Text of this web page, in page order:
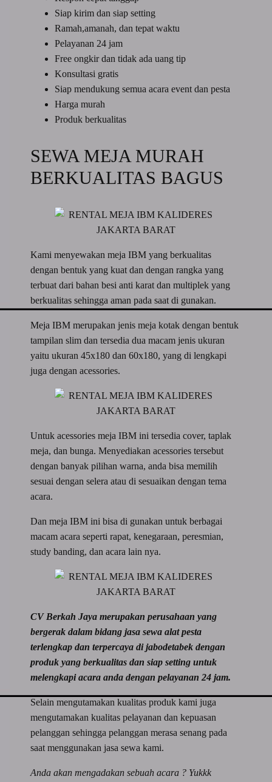
Siap kirim dan siap setting
Ramah,amanah, dan tepat waktu
Pelayanan 24 jam
Free ongkir dan tidak ada uang tip
Konsultasi gratis
Siap mendukung semua acara event dan pesta
Harga murah
Produk berkualitas
SEWA MEJA MURAH
BERKUALITAS BAGUS
Kami menyewakan meja IBM yang berkualitas
dengan bentuk yang kuat dan dengan rangka yang
terbuat dari bahan besi anti karat dan multiplek yang
berkualitas sehingga aman pada saat di gunakan.
Meja IBM merupakan jenis meja kotak dengan bentuk
tampilan slim dan tersedia dua macam jenis ukuran
yaitu ukuran 45x180 dan 60x180, yang di lengkapi
juga dengan acessories.
Untuk acessories meja IBM ini tersedia cover, taplak
meja, dan bunga. Menyediakan acessories tersebut
dengan banyak pilihan warna, anda bisa memilih
sesuai dengan selera atau di sesuaikan dengan tema
acara.
Dan meja IBM ini bisa di gunakan untuk berbagai
macam acara seperti rapat, kenegaraan, peresmian,
study banding, dan acara lain nya.
CV Berkah Jaya merupakan perusahaan yang
bergerak dalam bidang jasa sewa alat pesta
terlengkap dan terpercaya di jabodetabek dengan
produk yang berkualitas dan siap setting untuk
melengkapi acara anda dengan pelayanan 24 jam.
Selain mengutamakan kualitas produk kami juga
mengutamakan kualitas pelayanan dan kepuasan
pelanggan sehingga pelanggan merasa senang pada
saat menggunakan jasa sewa kami.
Anda akan mengadakan sebuah acara ? Yukkk